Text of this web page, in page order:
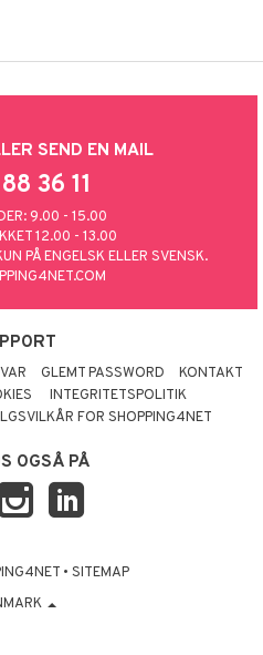
SEND EN MAIL
36 11
9.00 - 15.00
12.00 - 13.00
PÅ ENGELSK ELLER SVENSK.
GLEMT PASSWORD
KONTAKT
INTEGRITETSPOLITIK
FOR SHOPPING4NET
OGSÅ PÅ
• SITEMAP